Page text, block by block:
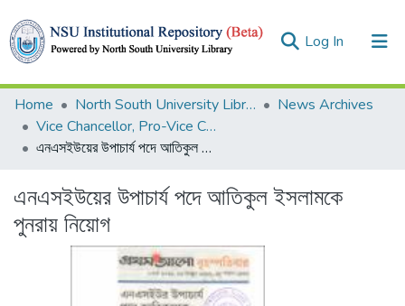
Log In (current)
Collections
Home North South University Library
News Archives
Vice Chancellor, Pro-Vice Chancellor, Treasurer
এনএসইউয়ের উপাচার্য পদে আতিকুল ইসলামকে পুনরায় নিয়োগ
এনএসইউয়ের উপাচার্য পদে আতিকুল ইসলামকে
পুনরায় নিয়োগ